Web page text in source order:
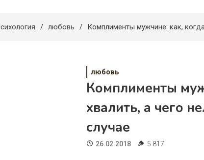
любовь Комплименты мужчине: как,
любовь
Комплименты
хвалить, а чего
случае
26.02.2018 5 817